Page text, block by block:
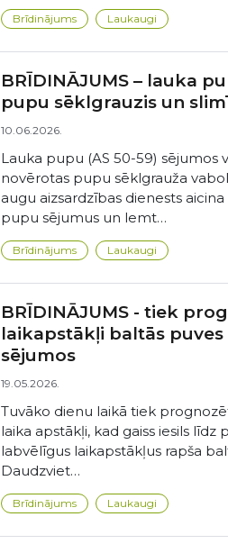
Brīdinājums Laukaugi
BRĪDINĀJUMS – lauka
pupu sēklgrauzis un
10.06.2026.
Lauka pupu (AS 50-59) sējumos
novērotas pupu sēklgrauža
augu aizsardzības dienests
pupu sējumus un lemt…
Brīdinājums Laukaugi
BRĪDINĀJUMS - tiek
laikapstākļi baltās
sējumos
19.05.2026.
Tuvāko dienu laikā tiek
laika apstākļi, kad gaiss iesils līdz
labvēlīgus laikapstākļus rapša
Daudzviet…
Brīdinājums Laukaugi